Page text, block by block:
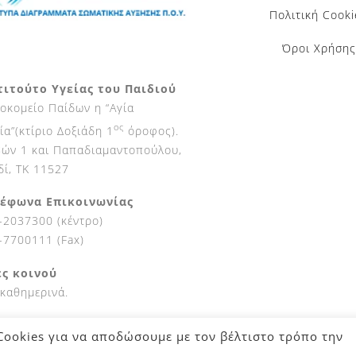
Πολιτική
Όροι Χρήσης
Υγείας του Παιδιού
Παίδων η “Αγία
Δοξιάδη 1 ος όροφος).
1 και Παπαδιαμαντοπούλου,
ΤΚ 11527
Επικοινωνίας
(κέντρο)
(Fax)
κοινού
3
για να αποδώσουμε με τον βέλτιστο τρόπο την